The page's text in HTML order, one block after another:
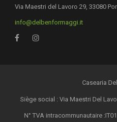
Via Maestri del Lavoro 29, 33080
info@delbenformaggi.it
Casearia
Siège social : Via Maestri Del
N° TVA intracommunautaire